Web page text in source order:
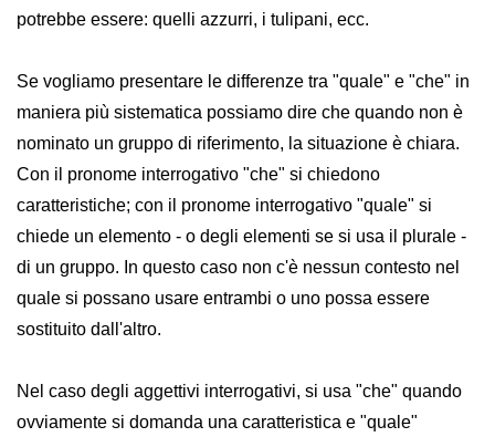
potrebbe essere: quelli azzurri, i tulipani, ecc.
Se vogliamo presentare le differenze tra "quale" e "che" in
maniera più sistematica possiamo dire che quando non è
nominato un gruppo di riferimento, la situazione è chiara.
Con il pronome interrogativo "che" si chiedono
caratteristiche; con il pronome interrogativo "quale" si
chiede un elemento - o degli elementi se si usa il plurale -
di un gruppo. In questo caso non c'è nessun contesto nel
quale si possano usare entrambi o uno possa essere
sostituito dall'altro.
Nel caso degli aggettivi interrogativi, si usa "che" quando
ovviamente si domanda una caratteristica e "quale"